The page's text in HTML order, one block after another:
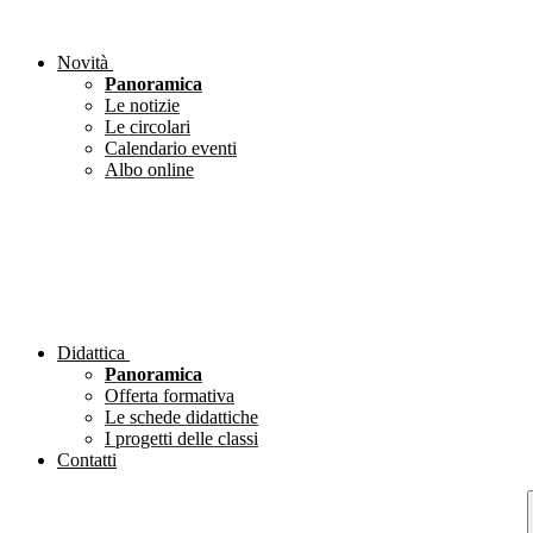
Novità
Panoramica
Le notizie
Le circolari
Calendario eventi
Albo online
Didattica
Panoramica
Offerta formativa
Le schede didattiche
I progetti delle classi
Contatti